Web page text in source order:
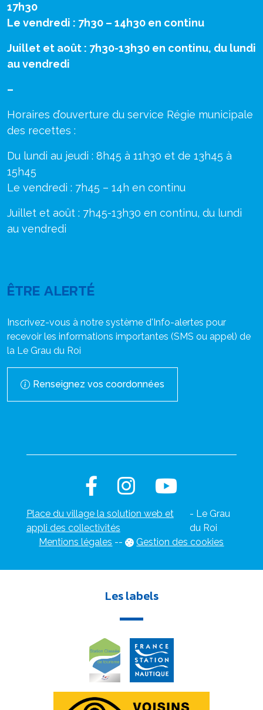
17h30
Le vendredi : 7h30 – 14h30 en continu
Juillet et août : 7h30-13h30 en continu, du lundi
au vendredi
–
Horaires d’ouverture du service Régie municipale
des recettes :
Du lundi au jeudi : 8h45 à 11h30 et de 13h45 à
15h45
Le vendredi : 7h45 – 14h en continu
Juillet et août : 7h45-13h30 en continu, du lundi
au vendredi
ÊTRE ALERTÉ
Inscrivez-vous à notre système d'Info-alertes pour
recevoir les informations importantes (SMS ou appel) de
la Le Grau du Roi
Renseignez vos coordonnées
Place du village la solution web et
appli des collectivités
- Le Grau
du Roi
Mentions légales -- Gestion des cookies
Les labels